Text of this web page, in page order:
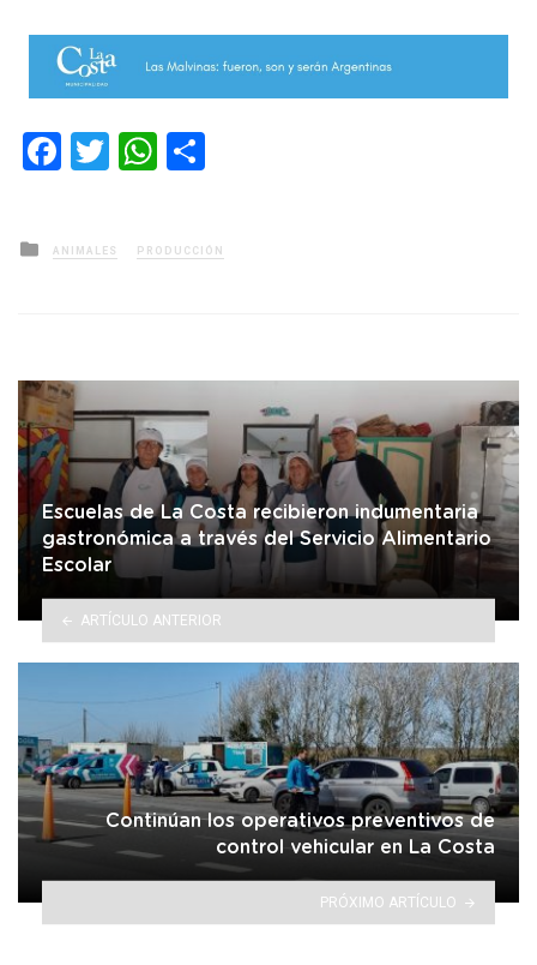
Facebook
TwitterWhatsApp
Posted
in
ANIMALES PRODUCCIÓN
Escuelas de La Costa recibieron indumentaria
gastronómica a través del Servicio Alimentario
Escolar
ARTÍCULO ANTERIOR
Continúan los operativos preventivos de
control vehicular en La Costa
PRÓXIMO ARTÍCULO